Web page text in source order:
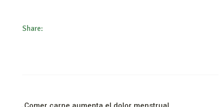
Share: